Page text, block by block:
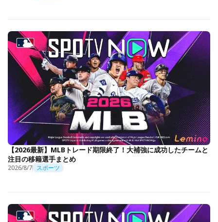
【2026最新】MLBトレード期限終了！大補強に成功したチームと
注目の移籍選手まとめ
2026/8/7 スポーツ